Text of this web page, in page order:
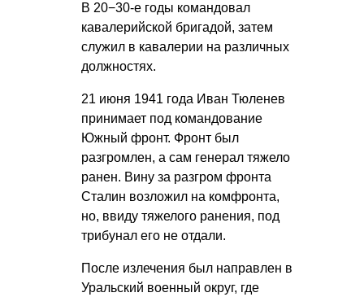
В 20−30-е годы командовал
кавалерийской бригадой, затем
служил в кавалерии на различных
должностях.
21 июня 1941 года Иван Тюленев
принимает под командование
Южный фронт. Фронт был
разгромлен, а сам генерал тяжело
ранен. Вину за разгром фронта
Сталин возложил на комфронта,
но, ввиду тяжелого ранения, под
трибунал его не отдали.
После излечения был направлен в
Уральский военный округ, где